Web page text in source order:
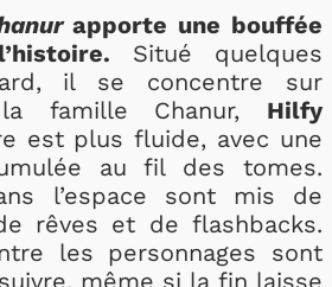
apporte une bouffée
Situé quelques
il se concentre sur
famille Chanur, Hilfy
est plus fluide, avec une
au fil des tomes.
l’espace sont mis de
rêves et de flashbacks.
les personnages sont